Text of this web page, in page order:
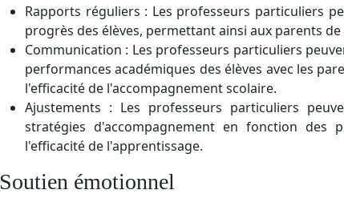
Rapports réguliers : Les professeurs particuliers
progrès des élèves, permettant ainsi aux parents
Communication : Les professeurs particuliers
performances académiques des élèves avec les
l'efficacité de l'accompagnement scolaire.
Ajustements : Les professeurs particuliers
stratégies d'accompagnement en fonction des
l'efficacité de l'apprentissage.
Soutien émotionnel